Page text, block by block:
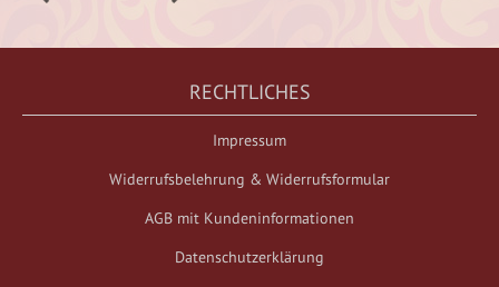
RECHTLICHES
Impressum
Widerrufsbelehrung & Widerrufsformular
AGB mit Kundeninformationen
Datenschutzerklärung